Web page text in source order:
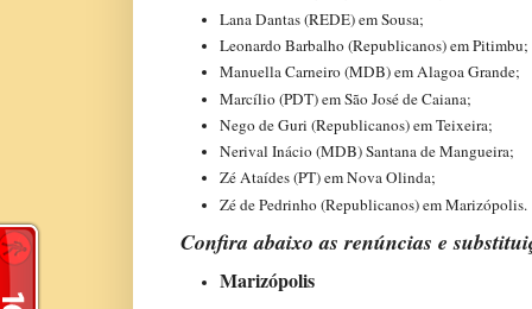
Lana Dantas (REDE) em Sousa;
Leonardo Barbalho (Republicanos) em Pitimbu;
Manuella Carneiro (MDB) em Alagoa Grande;
Marcílio (PDT) em São José de Caiana;
Nego de Guri (Republicanos) em Teixeira;
Nerival Inácio (MDB) Santana de Mangueira;
Zé Ataídes (PT) em Nova Olinda;
Zé de Pedrinho (Republicanos) em Marizópolis.
Confira abaixo as renúncias e
Marizópolis